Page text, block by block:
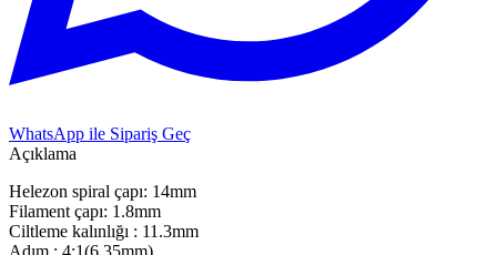
WhatsApp ile Sipariş Geç
Açıklama
Helezon spiral çapı: 14mm
Filament çapı: 1.8mm
Ciltleme kalınlığı : 11.3mm
Adım : 4:1(6,35mm)